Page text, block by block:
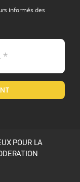
de retours
informés des
POUR LA